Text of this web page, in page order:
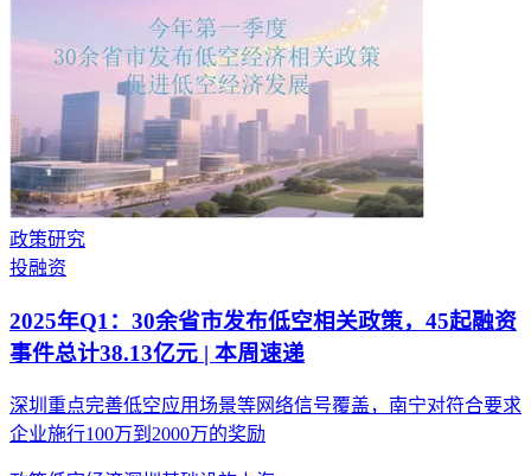
政策研究
投融资
2025年Q1：30余省市发布低空相关政策，45起融资
事件总计38.13亿元 | 本周速递
深圳重点完善低空应用场景等网络信号覆盖，南宁对符合要求
企业施行100万到2000万的奖励